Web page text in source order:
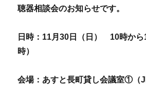
聴器相談会のお知らせです。
日時：11月30日（日） 10時から
時）
会場：あすと長町貸し会議室①（